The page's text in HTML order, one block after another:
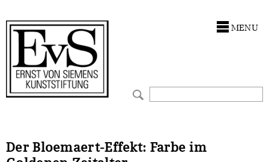
MENU
Der Bloemaert-Effekt: Farbe im
Förderphilosophie
Gremien
Ankauf
Restaurierungen